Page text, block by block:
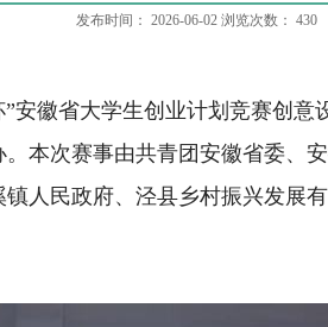
发布时间： 2026-06-02 浏览次数： 430
”安徽省大学生创业计划竞赛创
本次赛事由共青团安徽省委、
人民政府、泾县乡村振兴发展有